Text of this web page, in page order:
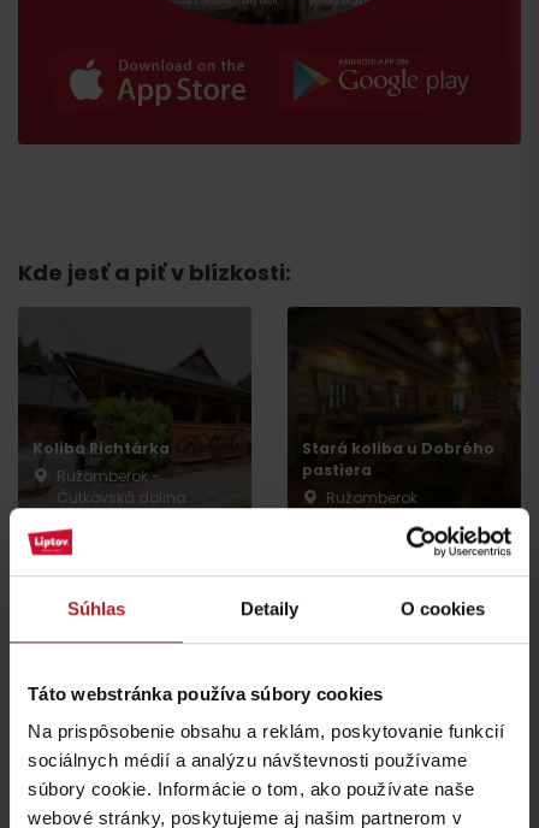
Súhlas Detaily O cookies
Táto webstránka používa súbory cookies
Na prispôsobenie obsahu a reklám, poskytovanie funkcií
sociálnych médií a analýzu návštevnosti používame
súbory cookie. Informácie o tom, ako používate naše
webové stránky, poskytujeme aj našim partnerom v
Kde jesť a piť v blízkosti:
Koliba Richtárka
Ružomberok -
Čutkovská dolina
Stará koliba u Dobrého
pastiera
Ružomberok
Ristorante Camino
Čutkovká 1, Ružomberok
Reštaurácia U nás na
Liptove
Ružomberok - Hrabovo
Príchod